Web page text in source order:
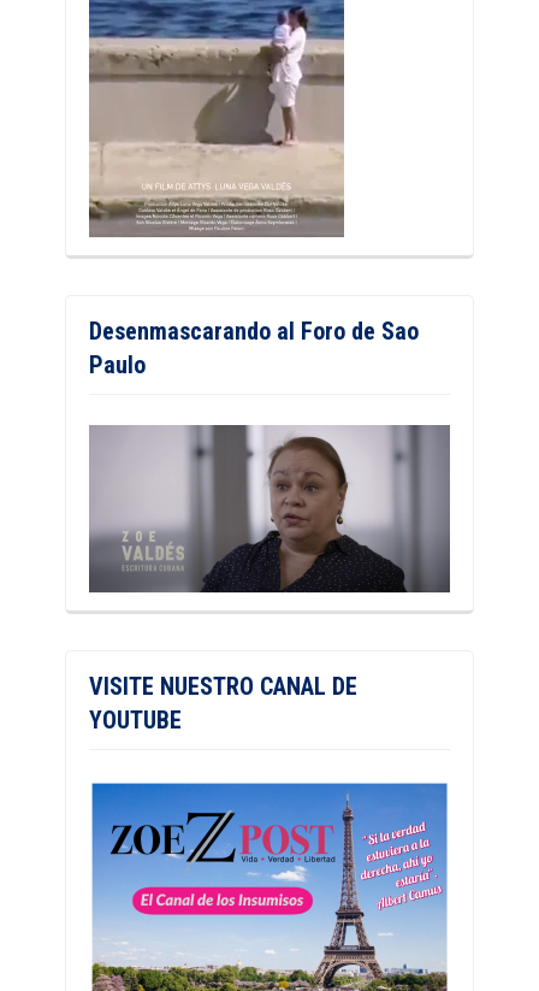
Desenmascarando al Foro de Sao
Paulo
VISITE NUESTRO CANAL DE
YOUTUBE